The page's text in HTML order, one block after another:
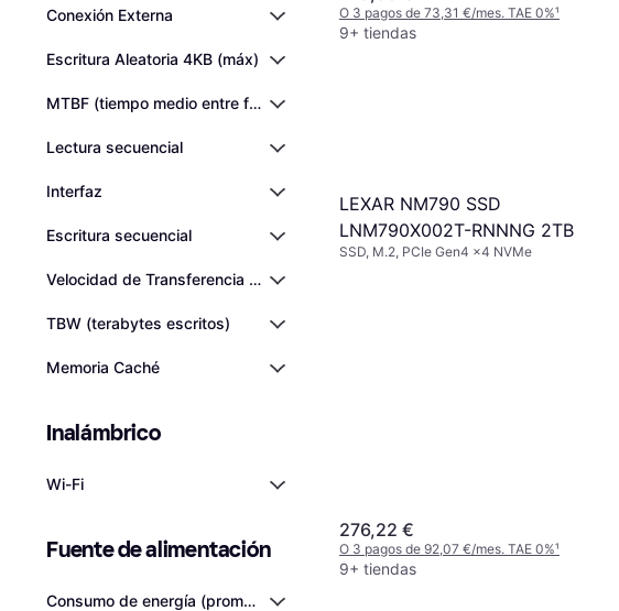
Conexión Externa
Escritura Aleatoria 4KB (máx)
MTBF (tiempo medio entre fallas)
Lectura secuencial
Interfaz
Escritura secuencial
Velocidad de Transferencia Sostenida
TBW (terabytes escritos)
Memoria Caché
Inalámbrico
Wi-Fi
Fuente de alimentación
Consumo de energía (promedio)
O 3 pagos de 73,31 €/mes. TAE 0%¹
9+ tiendas
LEXAR NM790 SSD
LNM790X002T-RNNNG 2TB
SSD, M.2, PCIe Gen4 x4 NVMe
276,22 €
O 3 pagos de 92,07 €/mes. TAE 0%¹
9+ tiendas